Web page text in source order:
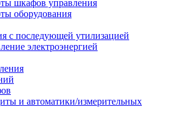
шкафов управления
оборудования
с последующей утилизацией
электроэнергией
и автоматики/измерительных